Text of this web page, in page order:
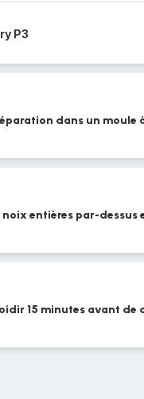
P3
dans un moule
noix entières par-
15 minutes avant de